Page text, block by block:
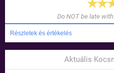
Do NOT be late
Részletek és értékelés
Aktuális